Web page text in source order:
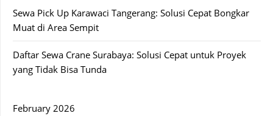
Sewa Pick Up Karawaci Tangerang: Solusi Cepat Bongkar
Muat di Area Sempit
Daftar Sewa Crane Surabaya: Solusi Cepat untuk Proyek
yang Tidak Bisa Tunda
February 2026